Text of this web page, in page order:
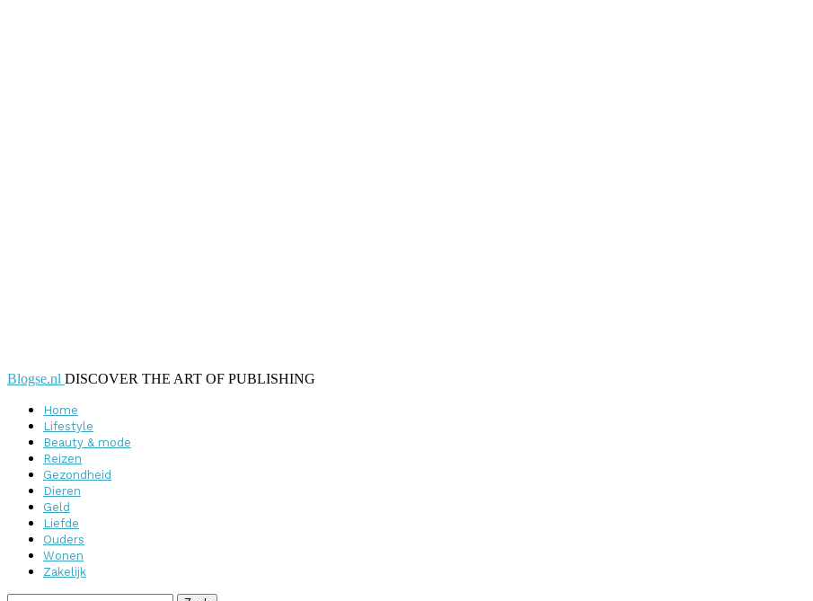
Blogse.nl DISCOVER THE ART OF PUBLISHING
Home
Lifestyle
Beauty & mode
Reizen
Gezondheid
Dieren
Geld
Liefde
Ouders
Wonen
Zakelijk